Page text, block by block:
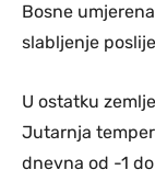
Bosne
slabljenje
U ostatku
Jutarnja
dnevna od -1